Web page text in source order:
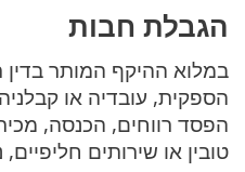
הגבלת חבות
במלוא ההיקף המותר
הספקית, עובדיה או
הפסד רווחים, הכנסה,
טובין או שירותים חליפיים,